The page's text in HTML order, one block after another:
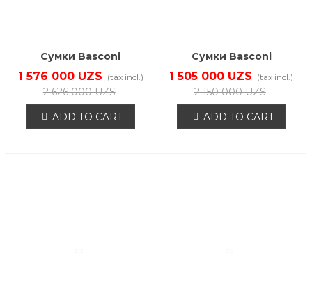
Сумки Basconi
HT000043B
1 576 000 UZS (tax incl.)
2 626 000 UZS
ADD TO CART
Сумки Basconi
HT000028B
1 505 000 UZS (tax incl.)
2 150 000 UZS
ADD TO CART